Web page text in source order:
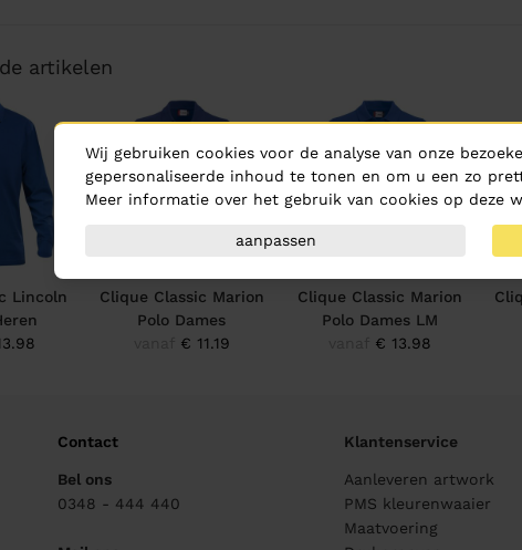
artikelen
Lincoln
Clique Classic Marion
Polo Dames
€ 11.19
Clique Classic Marion
Polo Dames LM
€ 13.98
Contact
Bel ons
0348 - 444 440
Klantenservice
Aanleveren artwork
PMS kleurenwaaier
Maatvoering
Wij gebruiken cookies voor de analyse van onze
gepersonaliseerde inhoud te tonen en om u een zo
Meer informatie over het gebruik van cookies op deze
aanpassen